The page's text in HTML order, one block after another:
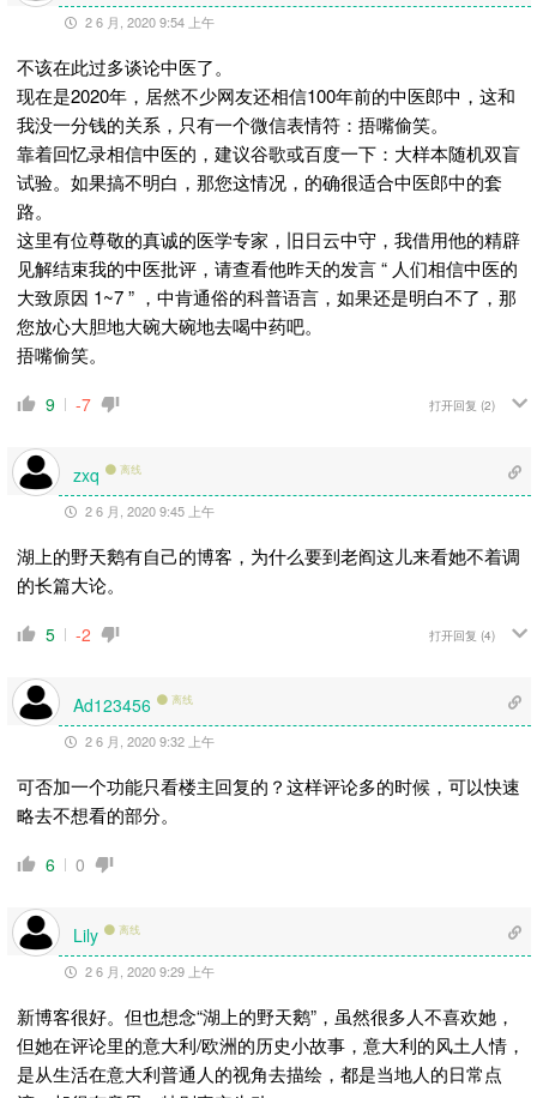
2 6 月, 2020 9:54 上午
不该在此过多谈论中医了。
现在是2020年，居然不少网友还相信100年前的中医郎中，这和
我没一分钱的关系，只有一个微信表情符：捂嘴偷笑。
靠着回忆录相信中医的，建议谷歌或百度一下：大样本随机双盲
试验。如果搞不明白，那您这情况，的确很适合中医郎中的套
路。
这里有位尊敬的真诚的医学专家，旧日云中守，我借用他的精辟
见解结束我的中医批评，请查看他昨天的发言 “ 人们相信中医的
大致原因 1~7 ” ，中肯通俗的科普语言，如果还是明白不了，那
您放心大胆地大碗大碗地去喝中药吧。
捂嘴偷笑。
9 -7 打开回复 (2)
zxq 离线
2 6 月, 2020 9:45 上午
湖上的野天鹅有自己的博客，为什么要到老阎这儿来看她不着调
的长篇大论。
5 -2 打开回复 (4)
Ad123456 离线
2 6 月, 2020 9:32 上午
可否加一个功能只看楼主回复的？这样评论多的时候，可以快速
略去不想看的部分。
6 0
Lily 离线
2 6 月, 2020 9:29 上午
新博客很好。但也想念“湖上的野天鹅”，虽然很多人不喜欢她，
但她在评论里的意大利/欧洲的历史小故事，意大利的风土人情，
是从生活在意大利普通人的视角去描绘，都是当地人的日常点